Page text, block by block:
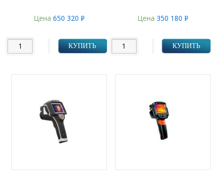
Цена 650 320 Р
КУПИТЬ
Цена350 180Р
КУПИТЬ